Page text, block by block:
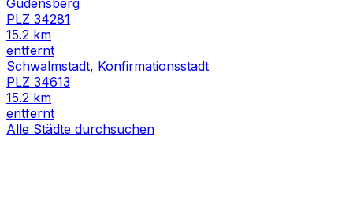
PLZ 34281
15.2 km
entfernt
Schwalmstadt, Konfirmationsstadt
PLZ 34613
15.2 km
entfernt
Alle Städte durchsuchen